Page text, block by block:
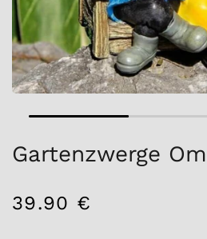
Gartenzwerge
39.90 €
/